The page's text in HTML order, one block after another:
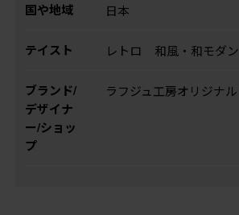
国や地域 日本
テイスト レトロ 和風・和モダン
ブランド/
デザイナ
ー/ショッ
プ
ラフジュ工房オリジナル